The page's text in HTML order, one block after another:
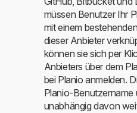
müssen Benutzer Ihr
mit einem
dieser Anbieter
können sie sich per
Anbieters über dem
bei Planio anmelden.
Planio-
unabhängig davon